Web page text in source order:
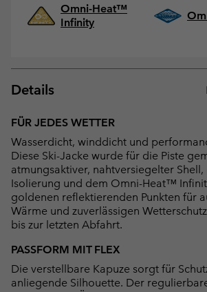
Omni-Heat™
Infinity
Details
FÜR JEDES WETTER
Wasserdicht, winddicht und
Diese Ski-Jacke wurde für die Piste
atmungsaktiver, nahtversiegelter
Isolierung und dem Omni-Heat™
goldenen reflektierenden Punkten für
Wärme und zuverlässigen
bis zur letzten Abfahrt.
PASSFORM MIT FLEX
Die verstellbare Kapuze sorgt für
anliegende Silhouette. Der